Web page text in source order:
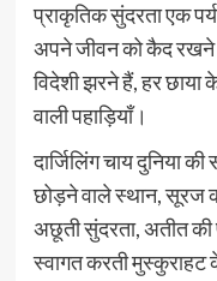
प्राकृतिक सुंदरता एक
अपने जीवन को कैद रखने
विदेशी झरने हैं, हर
वाली पहाड़ियाँ।
दार्जिलिंग चाय दुनिया
छोड़ने वाले स्थान, सूरज
अछूती सुंदरता, अतीत की
स्वागत करती मुस्कुराहट